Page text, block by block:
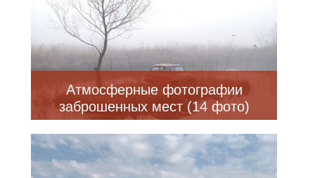
Атмосферные фотографии
заброшенных мест (14 фото)